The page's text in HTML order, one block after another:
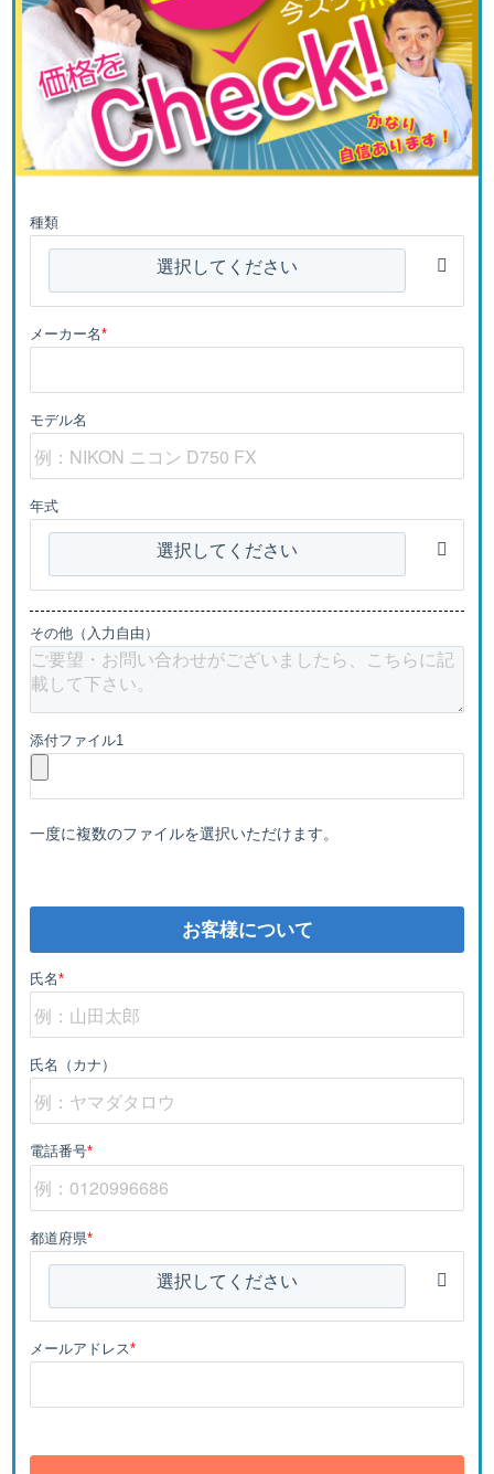
種類
選択してください
メーカー名*
モデル名
年式
選択してください
その他（入力自由）
添付ファイル1
一度に複数のファイルを選択いただけます。
お客様について
氏名*
氏名（カナ）
電話番号*
都道府県*
選択してください
メールアドレス*